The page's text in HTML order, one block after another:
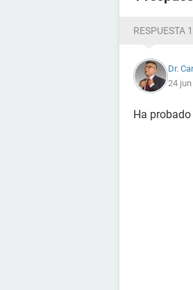
RESPUESTA
Dr.
24
Ha